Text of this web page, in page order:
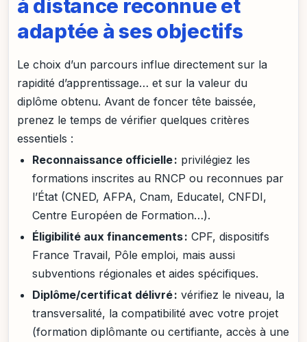
à distance reconnue et
adaptée à ses objectifs
Le choix d’un parcours influe directement sur la
rapidité d’apprentissage… et sur la valeur du
diplôme obtenu. Avant de foncer tête baissée,
prenez le temps de vérifier quelques critères
essentiels :
Reconnaissance officielle : privilégiez les
formations inscrites au RNCP ou reconnues par
l’État (CNED, AFPA, Cnam, Educatel, CNFDI,
Centre Européen de Formation…).
Éligibilité aux financements : CPF, dispositifs
France Travail, Pôle emploi, mais aussi
subventions régionales et aides spécifiques.
Diplôme/certificat délivré : vérifiez le niveau, la
transversalité, la compatibilité avec votre projet
(formation diplômante ou certifiante, accès à une